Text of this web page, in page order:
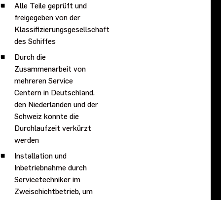
Alle Teile geprüft und
freigegeben von der
Klassifizierungsgesellschaft
des Schiffes
Durch die
Zusammenarbeit von
mehreren Service
Centern in Deutschland,
den Niederlanden und der
Schweiz konnte die
Durchlaufzeit verkürzt
werden
Installation und
Inbetriebnahme durch
Servicetechniker im
Zweischichtbetrieb, um